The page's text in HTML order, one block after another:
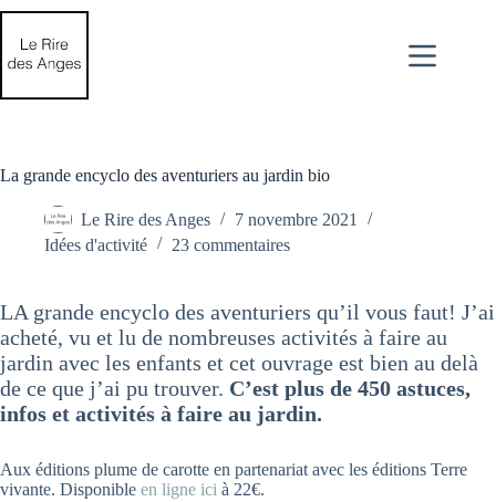
Passer
contenu
La grande encyclo des aventuriers au jardin bio
Le Rire des Anges
7 novembre 2021
Idées d'activité
23 commentaires
LA grande encyclo des aventuriers qu’il vous faut! J’ai
acheté, vu et lu de nombreuses activités à faire au
jardin avec les enfants et cet ouvrage est bien au delà
de ce que j’ai pu trouver. C’est plus de 450 astuces,
infos et activités à faire au jardin.
Aux éditions plume de carotte en partenariat avec les éditions Terre
vivante. Disponible en ligne ici à 22€.